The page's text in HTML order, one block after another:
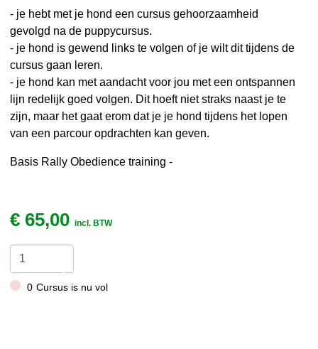
- je hebt met je hond een cursus gehoorzaamheid
gevolgd na de puppycursus.
- je hond is gewend links te volgen of je wilt dit tijdens de
cursus gaan leren.
- je hond kan met aandacht voor jou met een ontspannen
lijn redelijk goed volgen. Dit hoeft niet straks naast je te
zijn, maar het gaat erom dat je je hond tijdens het lopen
van een parcour opdrachten kan geven.
Basis Rally Obedience training -
€ 65,00 incl. BTW
0 Cursus is nu vol